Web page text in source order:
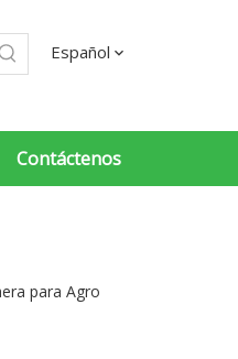
Español
Contáctenos
para Agro